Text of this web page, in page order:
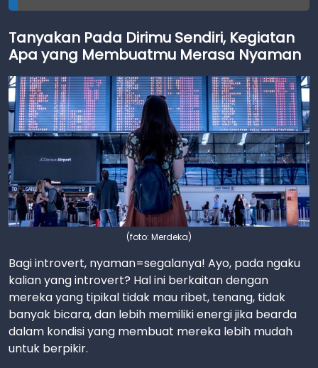
Tanyakan Pada Dirimu Sendiri, Kegiatan
Apa yang Membuatmu Merasa Nyaman
(foto: Merdeka)
Bagi introvert, nyaman=segalanya! Ayo, pada ngaku
kalian yang introvert? Hal ini berkaitan dengan
mereka yang tipikal tidak mau ribet, tenang, tidak
banyak bicara, dan lebih memiliki energi jika bearda
dalam kondisi yang membuat mereka lebih mudah
untuk berpikir.